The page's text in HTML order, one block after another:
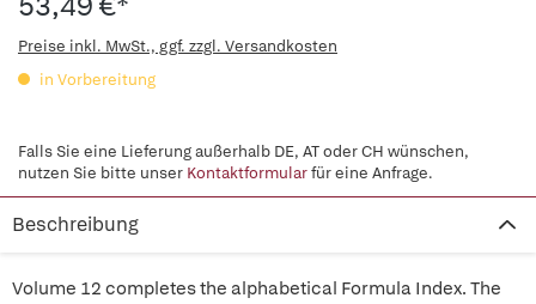
Preise inkl. MwSt., ggf. zzgl. Versandkosten
in Vorbereitung
Falls Sie eine Lieferung außerhalb DE, AT oder CH wünschen,
nutzen Sie bitte unser Kontaktformularfür eine Anfrage.
Beschreibung
Volume 12 completes the alphabetical Formula Index. The